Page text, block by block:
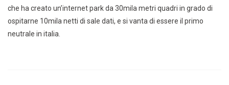
che ha creato un’internet park da 30mila metri quadri in grado di
ospitarne 10mila netti di sale dati, e si vanta di essere il primo
neutrale in italia.